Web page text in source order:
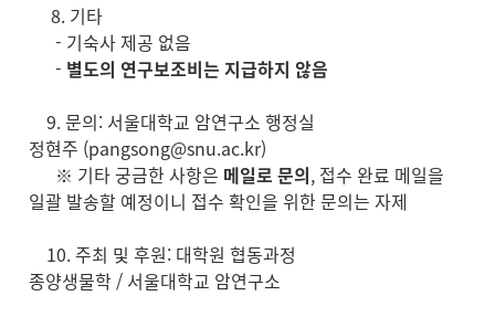
8. 기타
- 기숙사 제공 없음
- 별도의 연구보조비는 지급하지 않음
9. 문의: 서울대학교 암연구소 행정실
정현주 (pangsong@snu.ac.kr)
※ 기타 궁금한 사항은 메일로 문의, 접수 완료 메일을
일괄 발송할 예정이니 접수 확인을 위한 문의는 자제
10. 주최 및 후원: 대학원 협동과정
종양생물학 / 서울대학교 암연구소